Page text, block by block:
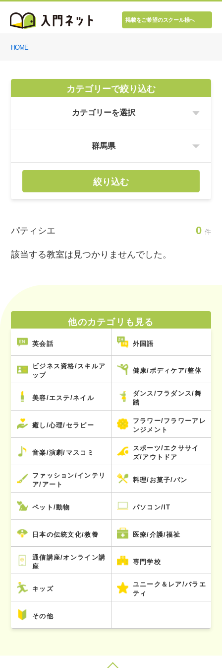
掲載をご希望のスクール様へ
HOME
カテゴリーで絞り込む
絞り込む
パティシエ 0 件
該当する教室は見つかりませんでした。
他のカテゴリも見る
英会話 外国語
ビジネス資格/スキルア
ップ
健康/ボディケア/整体
美容/エステ/ネイル
ダンス/フラダンス/舞
踏
癒し/心理/セラピー
フラワー/フラワーアレ
ンジメント
音楽/演劇/マスコミ
スポーツ/エクササイ
ズ/アウトドア
ファッション/インテリ
ア/アート
料理/お菓子/パン
ペット/動物 パソコン/IT
日本の伝統文化/教養 医療/介護/福祉
通信講座/オンライン講
座
専門学校
キッズ
ユニーク＆レア/バラエ
ティ
その他